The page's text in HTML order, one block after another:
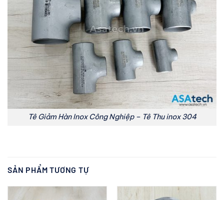
Tê Giảm Hàn Inox Công Nghiệp – Tê Thu inox 304
SẢN PHẨM TƯƠNG TỰ